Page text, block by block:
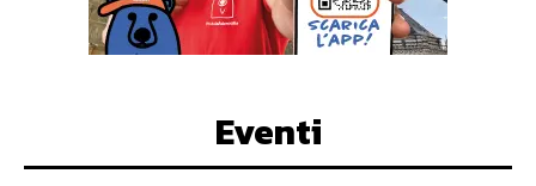
Eventi